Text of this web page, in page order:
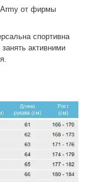
Army от фирмы
спортивна
активними